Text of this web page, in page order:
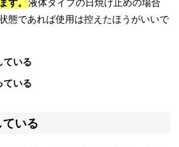
す。
液体タイプの日焼け止めの場合
態であれば使用は控えたほうがいいで
ている
ている
いる